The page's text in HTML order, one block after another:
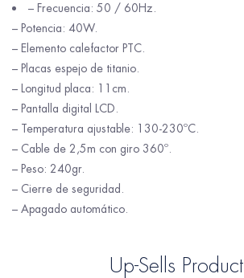
– Frecuencia: 50 / 60Hz.
– Potencia: 40W.
– Elemento calefactor PTC.
– Placas espejo de titanio.
– Longitud placa: 11cm.
– Pantalla digital LCD.
– Temperatura ajustable: 130-230ºC.
– Cable de 2,5m con giro 360º.
– Peso: 240gr.
– Cierre de seguridad.
– Apagado automático.
Up-Sells